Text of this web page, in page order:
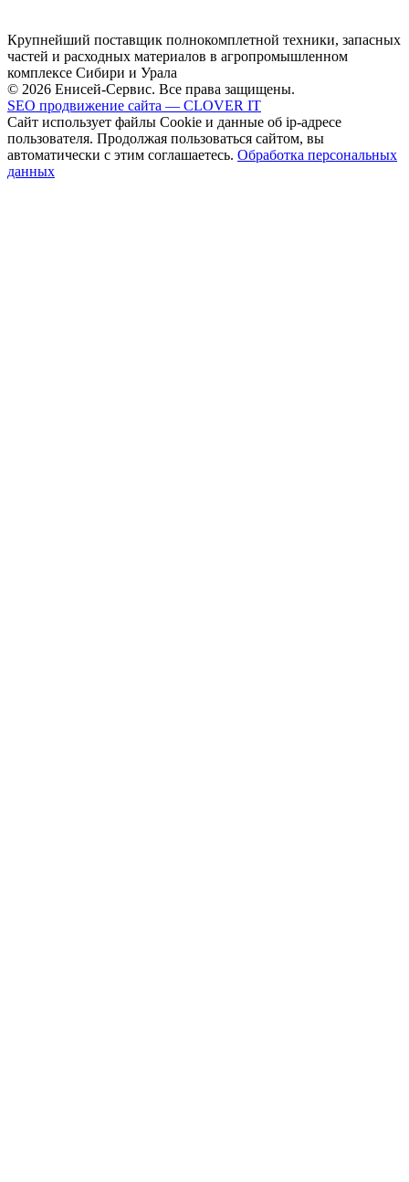
Крупнейший поставщик полнокомплетной техники, запасных
частей и расходных материалов в агропромышленном
комплексе Сибири и Урала
© 2026 Енисей-Сервис. Все права защищены.
SEO продвижение сайта — CLOVER IT
Сайт использует файлы Cookie и данные об ip-адресе
пользователя. Продолжая пользоваться сайтом, вы
автоматически с этим соглашаетесь. Обработка персональных
данных